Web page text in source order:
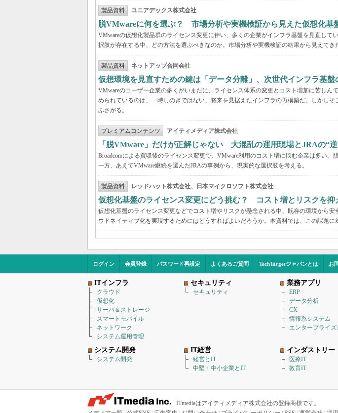
製品資料 ユニアデックス株式会社
脱VMwareに何を選ぶ？ 市場分析や実機検証から見えた仮想化基
VMwareの仮想化製品群のライセンス変更に伴い、多くの企業がインフラ基盤を見直して
択肢が存在する中、どの方法を選ぶべきなのか。市場分析や実機検証の結果から見えてき
製品資料 ネットアップ合同会社
仮想環境を見直すための鍵は「データ分離」、次世代インフラ基盤
VMwareのユーザー企業の多くがいまだに、ライセンス体系の変更とコスト増加に苦しん
められているのは、一時しのぎではない、将来を見据えたインフラの再構築だ。しかしそ
ふさがる。
プレミアムコンテンツ アイティメディア株式会社
「脱VMware」だけが正解じゃない 大混乱の運用現場とJRAの“
Broadcomによる買収後のライセンス変更で、VMware利用のコスト増に悩む企業は多い。
一方、あえてVMware継続を選んだJRAの事例から、現実的な選択肢を考える。
製品資料 レッドハット株式会社、日本マイクロソフト株式会社
仮想化基盤のライセンス変更にどう挑む？ コスト増とリスクを抑
仮想化基盤のライセンス変更などでコスト増やリスクが懸念される中、既存の環境から安
ウドネイティブ化を実現するためにはどうすればよいだろうか。本資料では、この課題に
ログイン 会員登録 パスワード再設定 よくあるご質問 TechTargetジャパンとは お
ITインフラ
クラウド
仮想化
サーバ＆ストレージ
スマートモバイル
ネットワーク
システム運用管理
セキュリティ
セキュリティ
業務アプリ
ERP
データ分析
CX
情報系システム
エンタープライ
システム開発
システム開発
IT経営
経営とIT
中堅・中小企業とIT
インダストリー
医療IT
教育IT
ITmediaはアイティメディア株式会社の登録商標です。